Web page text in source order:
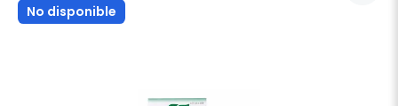
No disponible